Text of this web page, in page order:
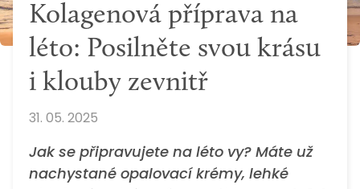
Kolagenová příprava na
léto: Posilněte svou krásu
i klouby zevnitř
31. 05. 2025
Jak se připravujete na léto vy? Máte už
nachystané opalovací krémy, lehké